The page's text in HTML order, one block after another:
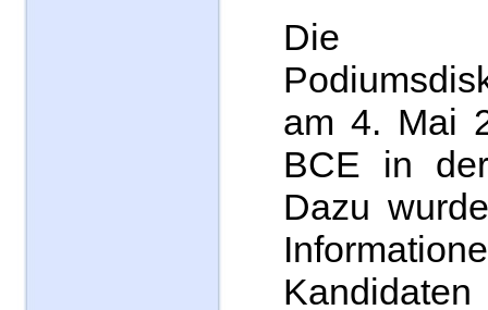
Die
am 4. Mai
BCE in
Dazu